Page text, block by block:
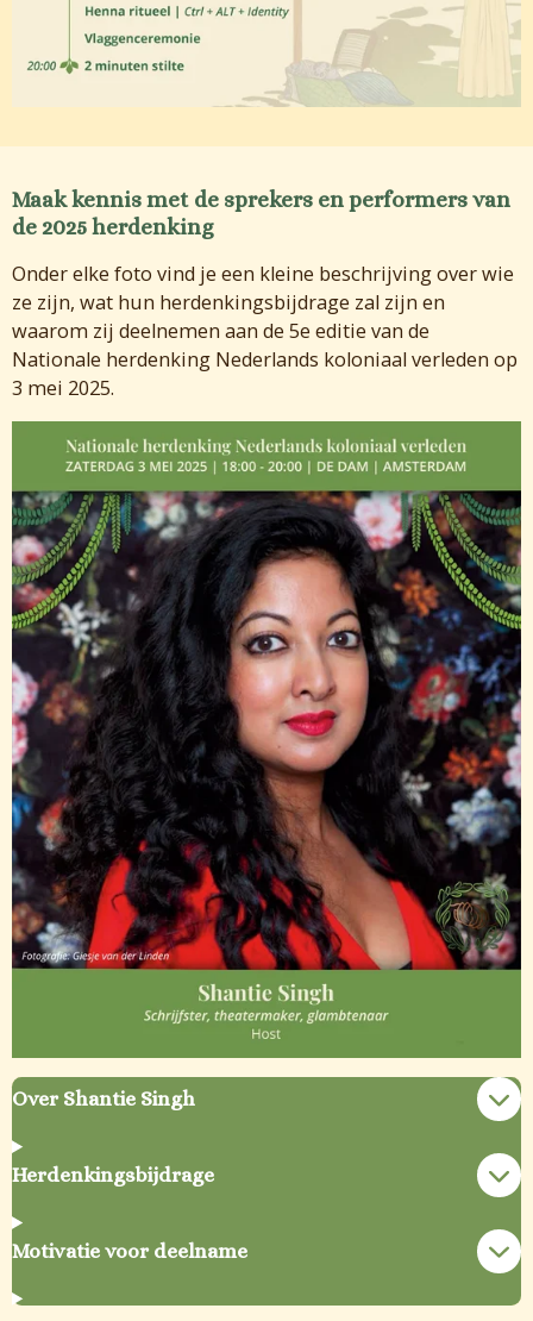
Maak kennis met de sprekers en performers van
de 2025 herdenking
Onder elke foto vind je een kleine beschrijving over wie
ze zijn, wat hun herdenkingsbijdrage zal zijn en
waarom zij deelnemen aan de 5e editie van de
Nationale herdenking Nederlands koloniaal verleden op
3 mei 2025.
Over Shantie Singh
Herdenkingsbijdrage
Motivatie voor deelname